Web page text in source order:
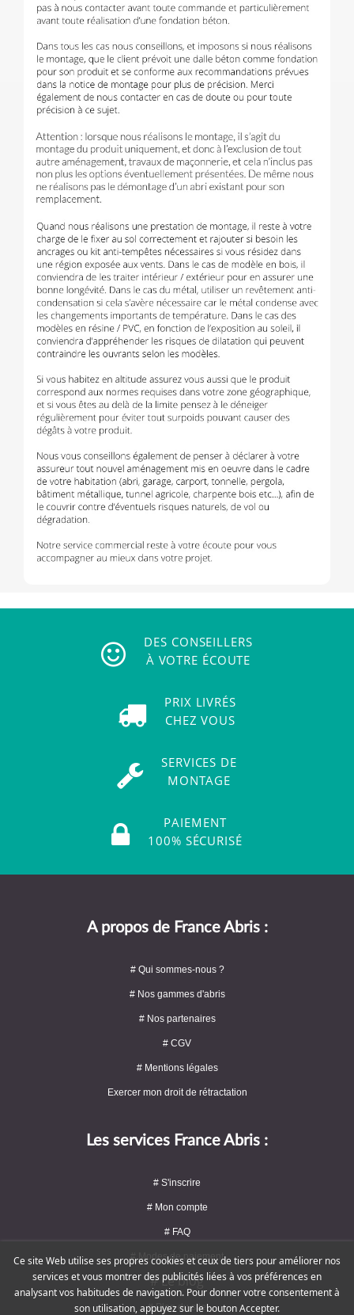
DES CONSEILLERS
À VOTRE ÉCOUTE
PRIX LIVRÉS
CHEZ VOUS
SERVICES DE
MONTAGE
PAIEMENT
100% SÉCURISÉ
A propos de France Abris :
# Qui sommes-nous ?
# Nos gammes d'abris
# Nos partenaires
# CGV
# Mentions légales
Exercer mon droit de rétractation
Les services France Abris :
# S'inscrire
# Mon compte
# FAQ
# Modes de paiement
# Le blog
# Plan du site
Ce site Web utilise ses propres cookies et ceux de tiers pour améliorer nos
services et vous montrer des publicités liées à vos préférences en
analysant vos habitudes de navigation. Pour donner votre consentement à
son utilisation, appuyez sur le bouton Accepter.